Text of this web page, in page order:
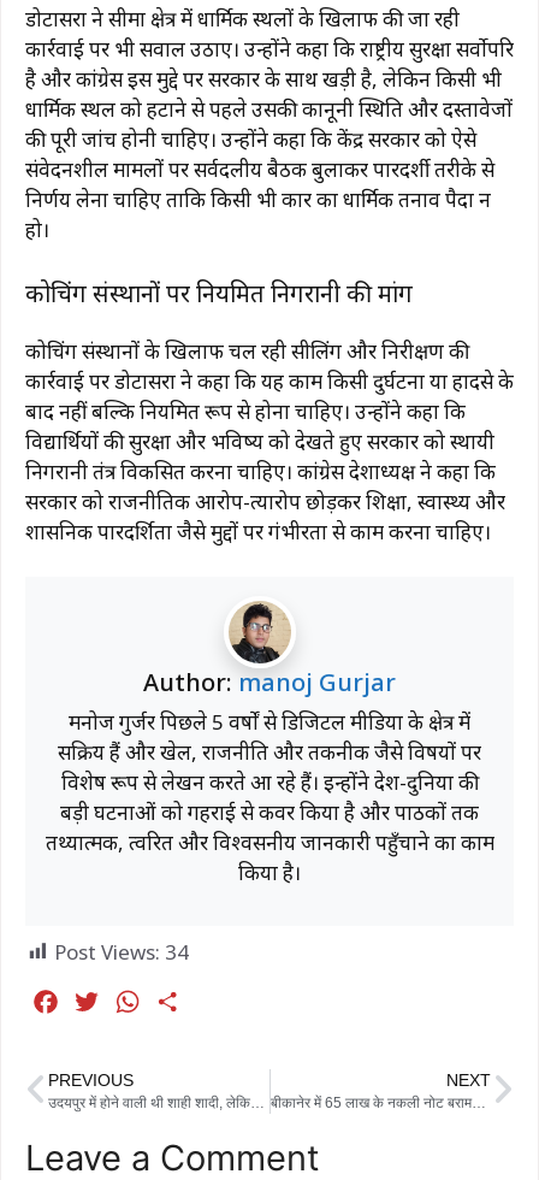
डोटासरा ने सीमा क्षेत्र में धार्मिक स्थलों के खिलाफ की जा रही
कार्रवाई पर भी सवाल उठाए। उन्होंने कहा कि राष्ट्रीय सुरक्षा सर्वोपरि
है और कांग्रेस इस मुद्दे पर सरकार के साथ खड़ी है, लेकिन किसी भी
धार्मिक स्थल को हटाने से पहले उसकी कानूनी स्थिति और दस्तावेजों
की पूरी जांच होनी चाहिए। उन्होंने कहा कि केंद्र सरकार को ऐसे
संवेदनशील मामलों पर सर्वदलीय बैठक बुलाकर पारदर्शी तरीके से
निर्णय लेना चाहिए ताकि किसी भी प्रकार का धार्मिक तनाव पैदा न
हो।
कोचिंग संस्थानों पर नियमित निगरानी की मांग
कोचिंग संस्थानों के खिलाफ चल रही सीलिंग और निरीक्षण की
कार्रवाई पर डोटासरा ने कहा कि यह काम किसी दुर्घटना या हादसे के
बाद नहीं बल्कि नियमित रूप से होना चाहिए। उन्होंने कहा कि
विद्यार्थियों की सुरक्षा और भविष्य को देखते हुए सरकार को स्थायी
निगरानी तंत्र विकसित करना चाहिए। कांग्रेस प्रदेशाध्यक्ष ने कहा कि
सरकार को राजनीतिक आरोप-प्रत्यारोप छोड़कर शिक्षा, स्वास्थ्य और
प्रशासनिक पारदर्शिता जैसे मुद्दों पर गंभीरता से काम करना चाहिए।
Author: manoj Gurjar
मनोज गुर्जर पिछले 5 वर्षों से डिजिटल मीडिया के क्षेत्र में
सक्रिय हैं और खेल, राजनीति और तकनीक जैसे विषयों पर
विशेष रूप से लेखन करते आ रहे हैं। इन्होंने देश-दुनिया की
बड़ी घटनाओं को गहराई से कवर किया है और पाठकों तक
तथ्यात्मक, त्वरित और विश्वसनीय जानकारी पहुँचाने का काम
किया है।
Post Views: 34
e
o
t
e
W
t
A
r
PREVIOUS NEXT
बीकानेर में 65 लाख के नकली नोट बरामद, 500 के बंडलों में छिपा था खेल; दो आरोपी गिरफ्तार
Leave a Comment